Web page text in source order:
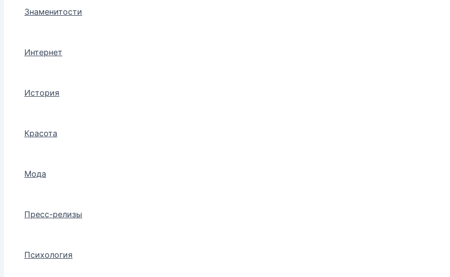
Знаменитости
Интернет
История
Красота
Мода
Пресс-релизы
Психология